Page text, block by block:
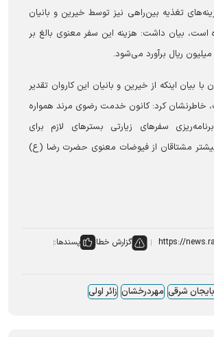
تغذیه بین‌راهی نیز توسط خیرین و بانیان
بیان داشت: هزینه این سفر معنوی بالغ بر
با بیان اینکه از خیرین و بانیان این کاروان تقدیر
خاطرنشان کرد: کانون خدمت رضوی مرند همواره
سفر‌های زیارتی بستر‌های لازم برای
مشتاقان از فیوضات معنوی حضرت رضا (ع)
گزارش خطا
پسندها:
شرقی مهردرخشان زائر اولی